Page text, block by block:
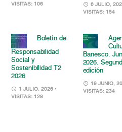
VISITAS: 106
6 JULIO,
VISITAS: 154
Boletín de
Responsabilidad
Social y
Sostenibilidad T2
2026
1 JULIO, 2026 •
VISITAS: 128
Banesco.
2026.
edición
19 JUNIO,
VISITAS: 234